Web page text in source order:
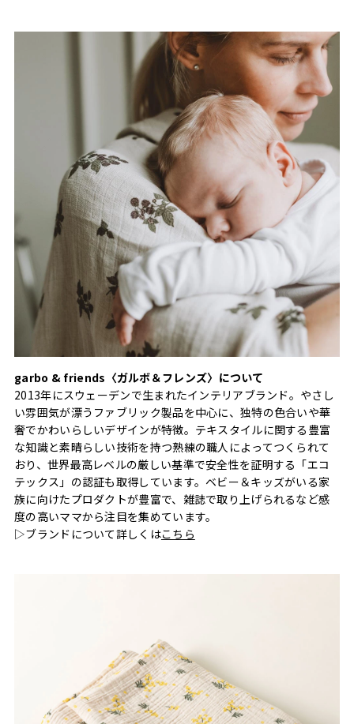
garbo & friends〈ガルボ＆フレンズ〉について
2013年にスウェーデンで生まれたインテリアブランド。やさし
い雰囲気が漂うファブリック製品を中心に、独特の色合いや華
奢でかわいらしいデザインが特徴。テキスタイルに関する豊富
な知識と素晴らしい技術を持つ熟練の職人によってつくられて
おり、世界最高レベルの厳しい基準で安全性を証明する「エコ
テックス」の認証も取得しています。ベビー＆キッズがいる家
族に向けたプロダクトが豊富で、雑誌で取り上げられるなど感
度の高いママから注目を集めています。
▷ブランドについて詳しくはこちら